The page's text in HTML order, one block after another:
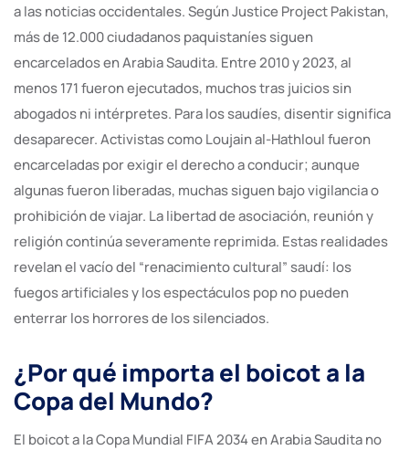
a las noticias occidentales. Según Justice Project Pakistan,
más de 12.000 ciudadanos paquistaníes siguen
encarcelados en Arabia Saudita. Entre 2010 y 2023, al
menos 171 fueron ejecutados, muchos tras juicios sin
abogados ni intérpretes. Para los saudíes, disentir significa
desaparecer. Activistas como Loujain al-Hathloul fueron
encarceladas por exigir el derecho a conducir; aunque
algunas fueron liberadas, muchas siguen bajo vigilancia o
prohibición de viajar. La libertad de asociación, reunión y
religión continúa severamente reprimida. Estas realidades
revelan el vacío del “renacimiento cultural” saudí: los
fuegos artificiales y los espectáculos pop no pueden
enterrar los horrores de los silenciados.
¿Por qué importa el boicot a la
Copa del Mundo?
El boicot a la Copa Mundial FIFA 2034 en Arabia Saudita no